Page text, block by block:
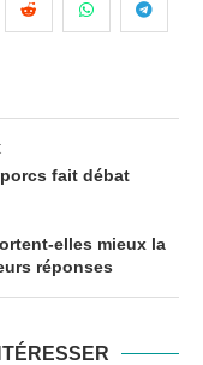
fait débat
elles mieux la
réponses